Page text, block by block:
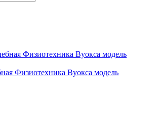
Физиотехника Вуокса модель